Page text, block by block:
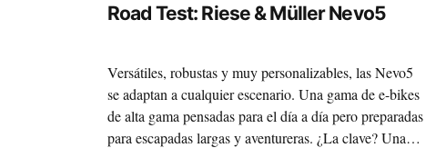
Road Test: Riese & Müller Nevo5
Versátiles, robustas y muy personalizables, las Nevo5
se adaptan a cualquier escenario. Una gama de e-bikes
de alta gama pensadas para el día a día pero preparadas
para escapadas largas y aventureras. ¿La clave? Una